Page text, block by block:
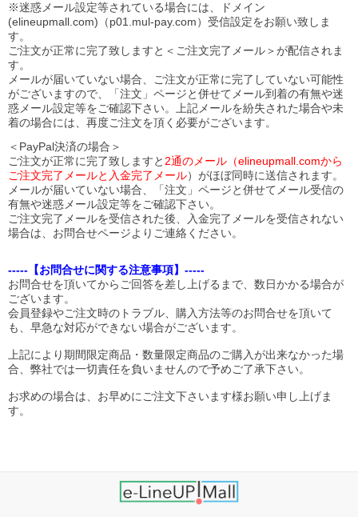
※迷惑メール設定等されている場合には、ドメイン
(elineupmall.com)（p01.mul-pay.com）受信設定をお願い致しま
す。
ご注文が正常に完了致しますと＜ご注文完了メール＞が配信されま
す。
メールが届いていない場合、ご注文が正常に完了していない可能性
がございますので、「注文」ページと併せてメール到着の有無や迷
惑メール設定等をご確認下さい。
上記メールを紛失された場合や未
着の場合には、再度ご注文を頂く必要がございます。
＜PayPal決済の場合＞
ご注文が正常に完了致しますと 2通のメール（elineupmall.comから
ご注文完了メールと入金完了メール）がほぼ同時に送信されます。
メールが届いていない場合、「注文」ページと併せてメール受信の
有無や迷惑メール設定等をご確認下さい。
ご注文完了メールを受信された後、入金完了メールを受信されない
場合は、お問合せページよりご連絡ください。
-----【お問合せに関する注意事項】-----
お問合せを頂いてからご回答を差し上げるまで、数日かかる場合が
ございます。
会員登録やご注文時のトラブル、購入方法等のお問合せを頂いて
も、早急な対応ができない場合がございます。
上記により期間限定商品・数量限定商品のご購入が出来なかった場
合、弊社では一切責任を負いませんので予めご了承下さい。
お求めの場合は、お早めにご注文下さいます様お願い申し上げま
す。